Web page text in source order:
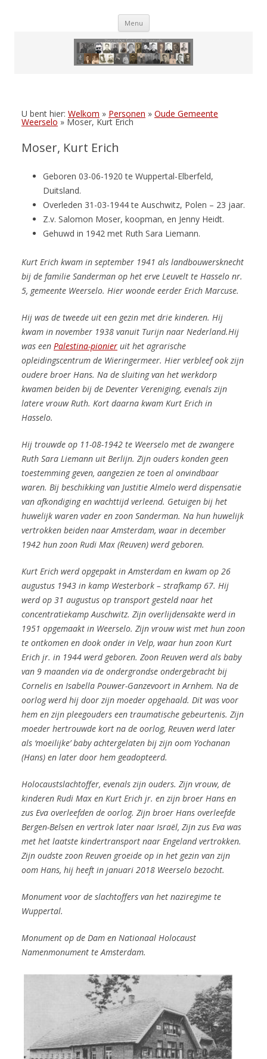
Menu Skip
U bent hier: Welkom » Personen » Oude Gemeente
Weerselo » Moser, Kurt Erich
Moser, Kurt Erich
Geboren 03-06-1920 te Wuppertal-Elberfeld,
Duitsland.
Overleden 31-03-1944 te Auschwitz, Polen – 23 jaar.
Z.v. Salomon Moser, koopman, en Jenny Heidt.
Gehuwd in 1942 met Ruth Sara Liemann.
Kurt Erich kwam in september 1941 als landbouwersknecht
bij de familie Sanderman op het erve Leuvelt te Hasselo nr.
5, gemeente Weerselo. Hier woonde eerder Erich Marcuse.
Hij was de tweede uit een gezin met drie kinderen. Hij
kwam in november 1938 vanuit Turijn naar Nederland.Hij
was een Palestina-pionier uit het agrarische
opleidingscentrum de Wieringermeer. Hier verbleef ook zijn
oudere broer Hans. Na de sluiting van het werkdorp
kwamen beiden bij de Deventer Vereniging, evenals zijn
latere vrouw Ruth. Kort daarna kwam Kurt Erich in
Hasselo.
Hij trouwde op 11-08-1942 te Weerselo met de zwangere
Ruth Sara Liemann uit Berlijn. Zijn ouders konden geen
toestemming geven, aangezien ze toen al onvindbaar
waren. Bij beschikking van Justitie Almelo werd dispensatie
van afkondiging en wachttijd verleend. Getuigen bij het
huwelijk waren vader en zoon Sanderman. Na hun huwelijk
vertrokken beiden naar Amsterdam, waar in december
1942 hun zoon Rudi Max (Reuven) werd geboren.
Kurt Erich werd opgepakt in Amsterdam en kwam op 26
augustus 1943 in kamp Westerbork – strafkamp 67. Hij
werd op 31 augustus op transport gesteld naar het
concentratiekamp Auschwitz. Zijn overlijdensakte werd in
1951 opgemaakt in Weerselo. Zijn vrouw wist met hun zoon
te ontkomen en dook onder in Velp, waar hun zoon Kurt
Erich jr. in 1944 werd geboren. Zoon Reuven werd als baby
van 9 maanden via de ondergrondse ondergebracht bij
Cornelis en Isabella Pouwer-Ganzevoort in Arnhem. Na de
oorlog werd hij door zijn moeder opgehaald. Dit was voor
hem en zijn pleegouders een traumatische gebeurtenis. Zijn
moeder hertrouwde kort na de oorlog, Reuven werd later
als ‘moeilijke’ baby achtergelaten bij zijn oom Yochanan
(Hans) en later door hem geadopteerd.
Holocaustslachtoffer, evenals zijn ouders. Zijn vrouw, de
kinderen Rudi Max en Kurt Erich jr. en zijn broer Hans en
zus Eva overleefden de oorlog. Zijn broer Hans overleefde
Bergen-Belsen en vertrok later naar Israël, Zijn zus Eva was
met het laatste kindertransport naar Engeland vertrokken.
Zijn oudste zoon Reuven groeide op in het gezin van zijn
oom Hans, hij heeft in januari 2018 Weerselo bezocht.
Monument voor de slachtoffers van het naziregime te
Wuppertal.
Monument op de Dam en Nationaal Holocaust
Namenmonument te Amsterdam.